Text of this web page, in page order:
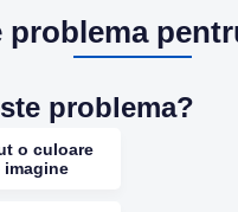
problema
problema?
o culoare
imagine